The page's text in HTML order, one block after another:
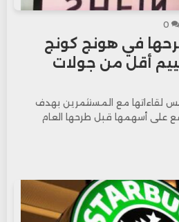
0
في هونج كونج
أقل من جولات
لقاءاتها مع المستثمرين بهدف
على أسهمها قبل طرحها العام